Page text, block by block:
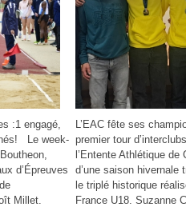
:1 engagé,
Le week-
d’Épreuves
Millet.
L’EAC fête ses
premier tour
l’Entente Athlétique
d’une saison hivernale
le triplé historique
France U18. Suzanne